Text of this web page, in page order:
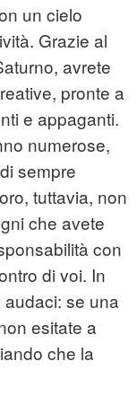
un cielo
Grazie al
avrete
pronte a
e appaganti.
numerose,
sempre
tuttavia, non
che avete
con
di voi. In
se una
esitate a
che la